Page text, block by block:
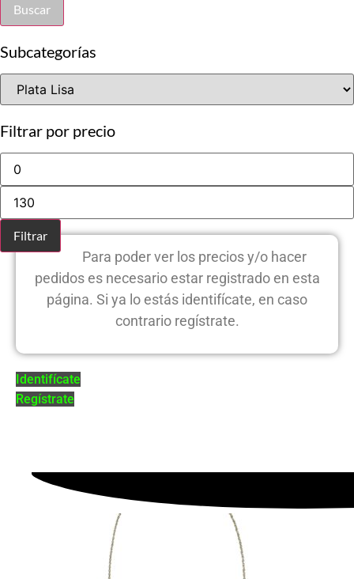
Buscar
Subcategorías
Filtrar por precio
Precio
mínimo
Precio
máximo
Filtrar
Para poder ver los precios y/o hacer
pedidos es necesario estar registrado en esta
página. Si ya lo estás identifícate, en caso
contrario regístrate.
Identifícate
Regístrate